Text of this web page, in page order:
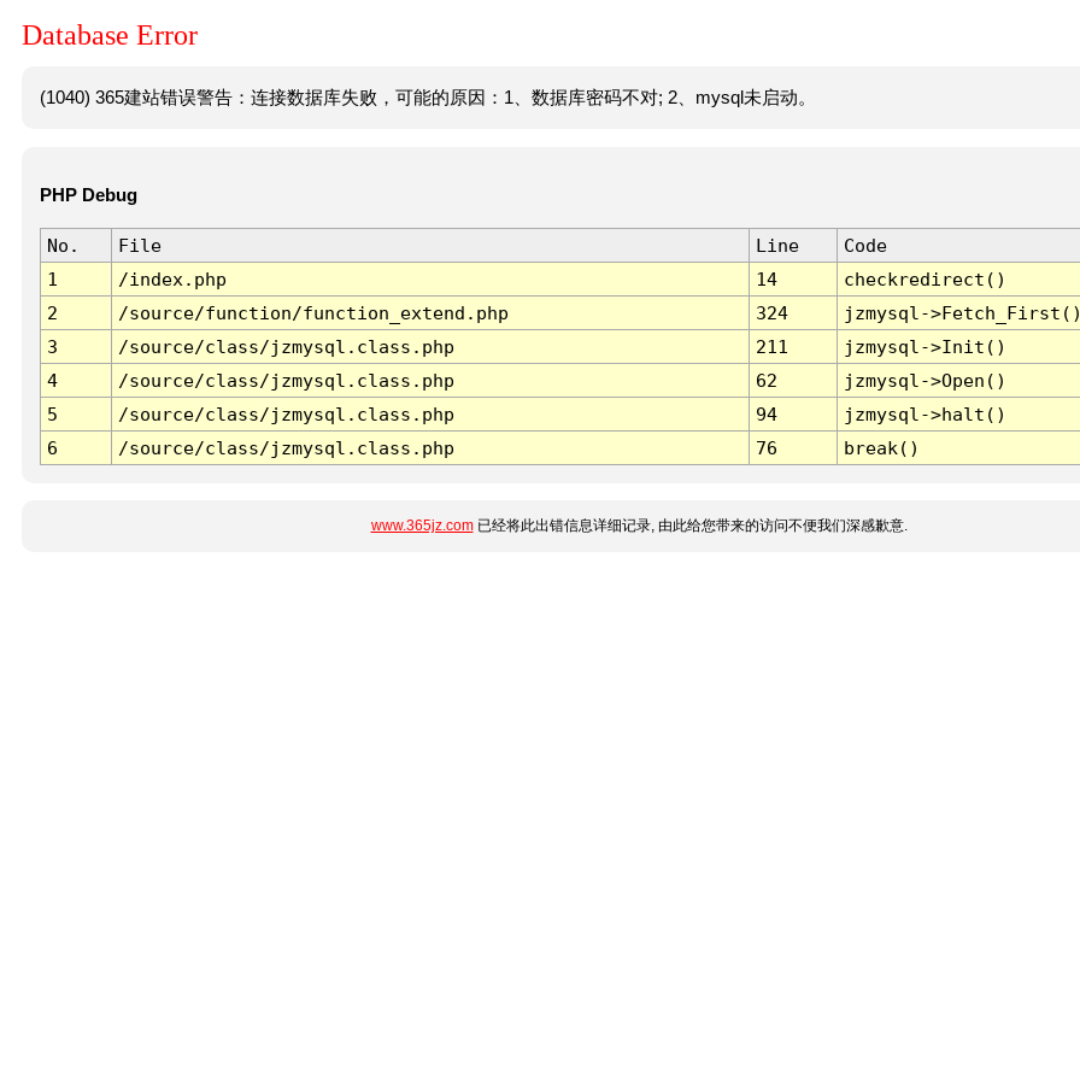
Database Error
(1040) 365建站错误警告：连接数据库失败，可能的原因：1、数据库密码不对; 2、mysql未启动。
PHP Debug
No. File Line
Code
1
/index.php 14
checkredirect()
2
/source/function/function_extend.php 324
jzmysql-
3
/source/class/jzmysql.class.php 211
jzmysql->Init()
4
/source/class/jzmysql.class.php 62
jzmysql->Open()
5
/source/class/jzmysql.class.php 94
jzmysql->halt()
6
/source/class/jzmysql.class.php 76 break()
www.365jz.com已经将此出错信息详细记录, 由此给您带来的访问不便我们深感歉意.